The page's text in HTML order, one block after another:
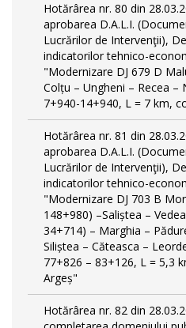
Hotărârea nr. 80 din
aprobarea D.A.L.I.
Lucrărilor de Intervenţii),
indicatorilor tehnico-
"Modernizare DJ 679 D
Colțu – Ungheni – Recea –
7+940-14+940, L = 7 km,
Hotărârea nr. 81 din
aprobarea D.A.L.I.
Lucrărilor de Intervenţii),
indicatorilor tehnico-
"Modernizare DJ 703 B
148+980) –Saliștea –
34+714) – Marghia –
Siliștea – Căteasca –
77+826 – 83+126, L = 5,3
Argeș"
Hotărârea nr. 82 din